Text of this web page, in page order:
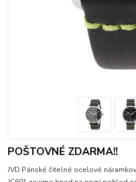
POŠTOVNÉ ZDARMA!!
JVD Pánské čitelné ocelové